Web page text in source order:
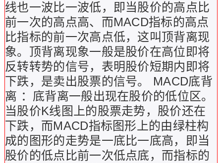
线也一波比一波低，即当股价的高点比
前一次的高点高、而MACD指标的高点
比指标的前一次高点低，这叫顶背离现
象。顶背离现象一般是股价在高位即将
反转转势的信号，表明股价短期内即将
下跌，是卖出股票的信号。 MACD底背
离 ：底背离一般出现在股价的低位区。
当股价K线图上的股票走势，股价还在
下跌，而MACD指标图形上的由绿柱构
成的图形的走势是一底比一底高，即当
股价的低点比前一次低点底，而指标的